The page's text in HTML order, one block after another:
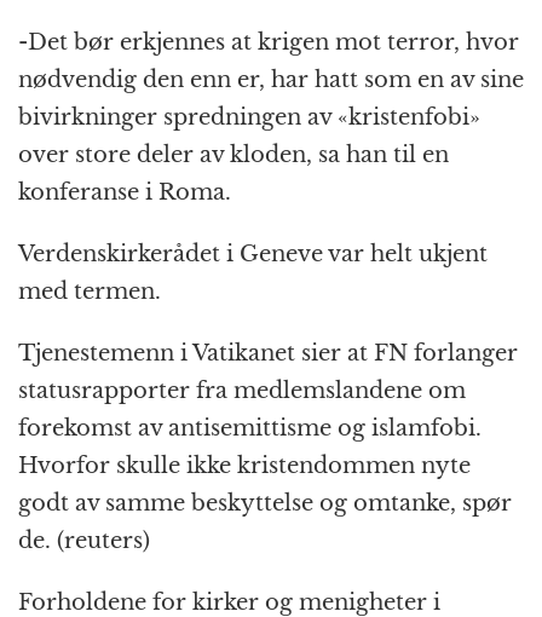
-Det bør erkjennes at krigen mot terror, hvor
nødvendig den enn er, har hatt som en av sine
bivirkninger spredningen av «kristenfobi»
over store deler av kloden, sa han til en
konferanse i Roma.
Verdenskirkerådet i Geneve var helt ukjent
med termen.
Tjenestemenn i Vatikanet sier at FN forlanger
statusrapporter fra medlemslandene om
forekomst av antisemittisme og islamfobi.
Hvorfor skulle ikke kristendommen nyte
godt av samme beskyttelse og omtanke, spør
de. (reuters)
Forholdene for kirker og menigheter i